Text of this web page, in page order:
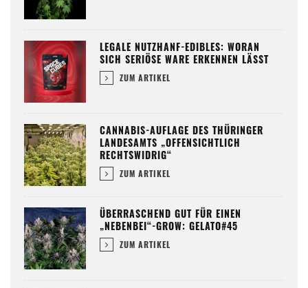
LEGALE NUTZHANF-EDIBLES: WORAN
SICH SERIÖSE WARE ERKENNEN LÄSST
ZUM ARTIKEL
CANNABIS-AUFLAGE DES THÜRINGER
LANDESAMTS „OFFENSICHTLICH
RECHTSWIDRIG“
ZUM ARTIKEL
ÜBERRASCHEND GUT FÜR EINEN
„NEBENBEI“-GROW: GELATO#45
ZUM ARTIKEL